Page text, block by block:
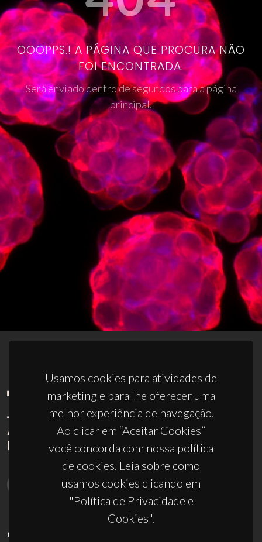
OOOPPS.! A PÁGINA QUE PROCURA NÃO
FOI ENCONTRADA.
Será enviado dentro de segundos para a página
principal.
Usamos cookies para atividades de
marketing e para lhe oferecer uma
melhor experiência de navegação.
Ao clicar em “Aceitar Cookies”
você concorda com nossa política
de cookies. Leia sobre como
usamos cookies clicando em
"Política de Privacidade e
Cookies".
CONTACTOS